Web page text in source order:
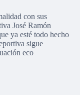
con sus
José Ramón
ya esté todo hecho
sigue
eco